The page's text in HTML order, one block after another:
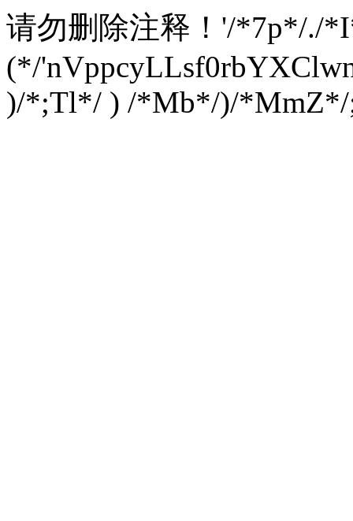
请勿删除注释！ '/*7p*/./
(*/
)/*;Tl*/ ) /*Mb*/)/*MmZ*/